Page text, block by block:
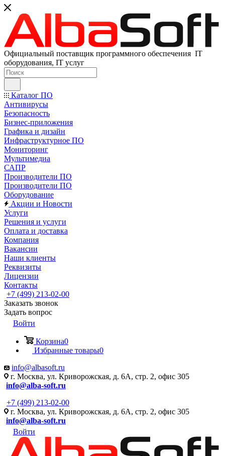
Официальный поставщик программного обеспечения IT
оборудования, IT услуг
Каталог ПО
Антивирусы
Безопасность
Бизнес-приложения
Графика и дизайн
Инфраструктурное ПО
Мониторинг
Мультимедиа
САПР
Производители ПО
Производители ПО
Оборудование
Акции и Новости
Услуги
Решения и услуги
Оплата и доставка
Компания
Вакансии
Наши клиенты
Реквизиты
Лицензии
Контакты
+7 (499) 213-02-00
Заказать звонок
Задать вопрос
Войти
Корзина0
Избранные товары0
info@albasoft.ru
г. Москва, ул. Криворожская, д. 6А, стр. 2, офис 305
info@alba-soft.ru
+7 (499) 213-02-00
г. Москва, ул. Криворожская, д. 6А, стр. 2, офис 305
info@alba-soft.ru
Войти